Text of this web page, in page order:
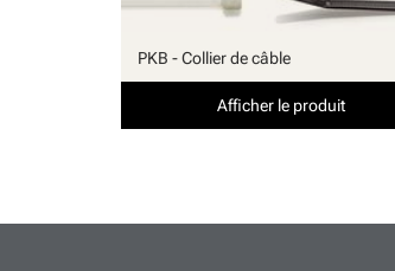
PKB - Collier de câble
Afficher le produit